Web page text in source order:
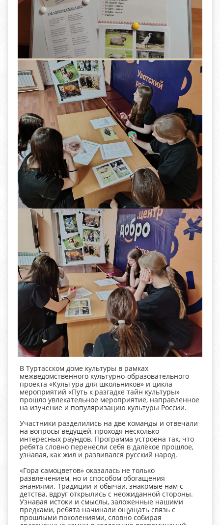
В Туртасском доме культуры в рамках
межведомственного культурно-образовательного
проекта «Культура для школьников» и цикла
мероприятий «Путь к разгадке тайн культуры»
прошло увлекательное мероприятие, направленное
на изучение и популяризацию культуры России.
Участники разделились на две команды и отвечали
на вопросы ведущей, проходя несколько
интересных раундов. Программа устроена так, что
ребята словно перенесли себя в далёкое прошлое,
узнавая, как жил и развивался русский народ.
«Гора самоцветов» оказалась не только
развлечением, но и способом обогащения
знаниями. Традиции и обычаи, знакомые нам с
детства, вдруг открылись с неожиданной стороны.
Узнавая истоки и смыслы, заложенные нашими
предками, ребята начинали ощущать связь с
прошлыми поколениями, словно собирая